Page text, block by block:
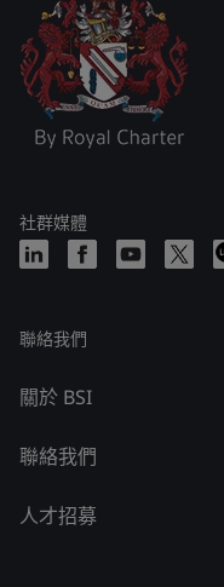
社群媒體
聯絡我們
關於 BSI
聯絡我們
人才招募